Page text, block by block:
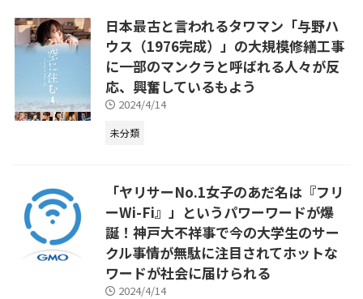
日本最古と言われるタワマン「与野ハ
ウス（1976完成）」の大規模修繕工事
に一部のマンクラと呼ばれる人々が反
応、興奮しているもよう
2024/4/14
未分類
「ヤリサーNo.1女子のあだ名は『フリ
ーWi-Fi』」というパワーワードが爆
誕！神戸大不祥事で今の大学生のサー
クル事情が無駄に注目されてホットな
ワードが社会に届けられる
2024/4/14